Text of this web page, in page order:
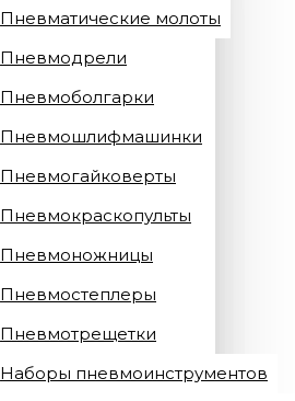
Пневматические молоты
Пневмодрели
Пневмоболгарки
Пневмошлифмашинки
Пневмогайковерты
Пневмокраскопульты
Пневмоножницы
Пневмостеплеры
Пневмотрещетки
Наборы пневмоинструментов